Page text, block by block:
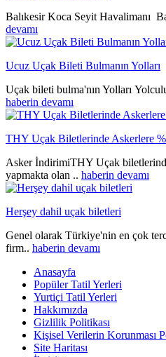
Balıkesir Koca Seyit Havalimanı
devamı
Ucuz Uçak Bileti Bulmanın Yolları
Uçak bileti bulma'nın Yolları
haberin devamı
THY Uçak Biletlerinde Askerlere
Asker İndirimiTHY Uçak
yapmakta olan .. haberin devamı
Herşey dahil uçak biletleri
Genel olarak Türkiye'nin en çok
firm.. haberin devamı
Anasayfa
Popüler Tatil Yerleri
Yurtiçi Tatil Yerleri
Hakkımızda
Gizlilik Politikası
Kişisel Verilerin Korunması
Site Haritası